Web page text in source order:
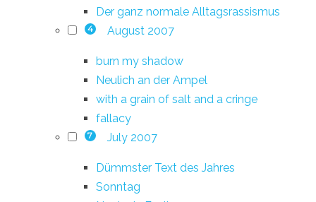
Der ganz normale Alltagsrassismus
4 August 2007
burn my shadow
Neulich an der Ampel
with a grain of salt and a cringe
fallacy
7 July 2007
Dümmster Text des Jahres
Sonntag